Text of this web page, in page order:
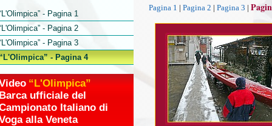
Pagina 1 | Pagina 2 | Pagina 3 |
- Pagina 1
- Pagina 2
- Pagina 3
- Pagina 4
“L'Olimpica”
ufficiale del
Italiano di
alla Veneta